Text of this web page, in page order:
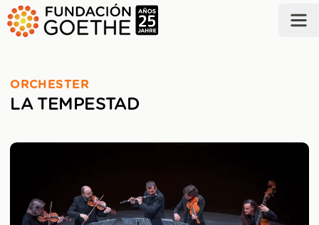
ZUM HAUPTINHALT SPRINGEN
ORCHESTER
LA TEMPESTAD